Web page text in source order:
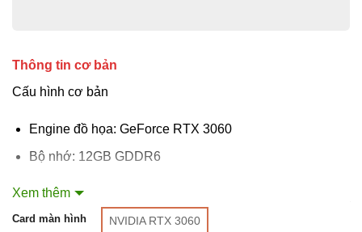
Thông tin cơ bản
Cấu hình cơ bản
Engine đồ họa: GeForce RTX 3060
Bộ nhớ: 12GB GDDR6
CUDA: 3‎584
Giao diện bộ nhớ: 192 bit
Xem thêm
Card màn hình NVIDIA RTX 3060